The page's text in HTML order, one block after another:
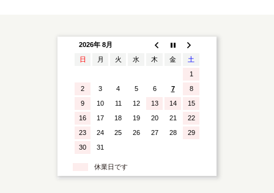
2026年 8月
日
月 火 水 木 金
土
1
2
3 4 5 6 7
8
9
10 11 12 13 14
15
16
17 18 19 20 21
22
23
24 25 26 27 28
29
30
31
休業日です